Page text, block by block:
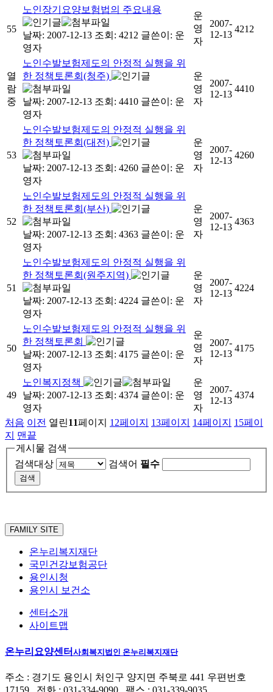
55
노인장기요양보험법의 주요내용
날짜: 2007-12-13 조회: 4212 글쓴이: 운
영자
운
영
자
2007-
12-13
4212
열
람
중
노인수발보험제도의 안정적 실행을 위
한 정책토론회(청주)
날짜: 2007-12-13 조회: 4410 글쓴이: 운
영자
운
영
자
2007-
12-13
4410
53
노인수발보험제도의 안정적 실행을 위
한 정책토론회(대전)
날짜: 2007-12-13 조회: 4260 글쓴이: 운
영자
운
영
자
2007-
12-13
4260
52
노인수발보험제도의 안정적 실행을 위
한 정책토론회(부산)
날짜: 2007-12-13 조회: 4363 글쓴이: 운
영자
운
영
자
2007-
12-13
4363
51
노인수발보험제도의 안정적 실행을 위
한 정책토론회(원주지역)
날짜: 2007-12-13 조회: 4224 글쓴이: 운
영자
운
영
자
2007-
12-13
4224
50
노인수발보험제도의 안정적 실행을 위
한 정책토론회
날짜: 2007-12-13 조회: 4175 글쓴이: 운
영자
운
영
자
2007-
12-13
4175
49
노인복지정책
날짜: 2007-12-13 조회: 4374 글쓴이: 운
영자
운
영
자
2007-
12-13
4374
처음 이전 열린11페이지 12페이지 13페이지 14페이지 15페이
지
맨끝
게시물 검색
검색대상
검색어 필수
FAMILY SITE
온누리복지재단
국민건강보험공단
용인시청
용인시 보건소
센터소개
사이트맵
온누리요양센터 사회복지법인 온누리복지재단
주소 : 경기도 용인시 처인구 양지면 주북로 441 우편번호
17159 전화 : 031-334-9090 팩스 : 031-339-9035